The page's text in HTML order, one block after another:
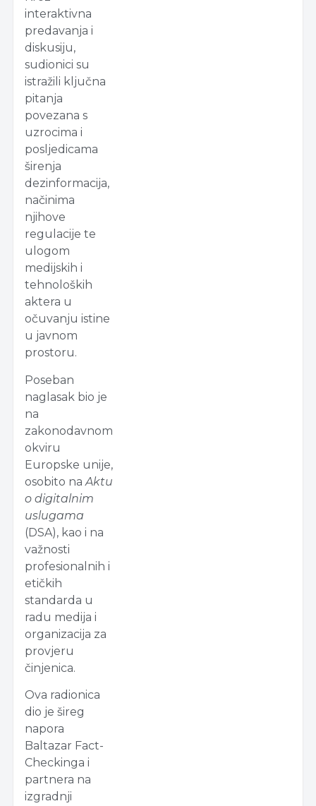
interaktivna
predavanja i
diskusiju,
sudionici su
istražili ključna
pitanja
povezana s
uzrocima i
posljedicama
širenja
dezinformacija,
načinima
njihove
regulacije te
ulogom
medijskih i
tehnoloških
aktera u
očuvanju istine
u javnom
prostoru.
Poseban
naglasak bio je
na
zakonodavnom
okviru
Europske unije,
osobito naAktu
o digitalnim
uslugama
(DSA), kao i na
važnosti
profesionalnih i
etičkih
standarda u
radu medija i
organizacija za
provjeru
činjenica.
Ova radionica
dio je šireg
napora
Baltazar Fact-
Checkinga i
partnera na
izgradnji